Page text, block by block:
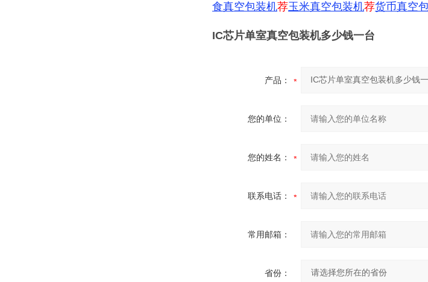
食真空包装机荐玉米真空包装机荐货币真空
IC芯片单室真空包装机多少钱一台
产品：
您的单位：
您的姓名：
联系电话：
常用邮箱：
省份：